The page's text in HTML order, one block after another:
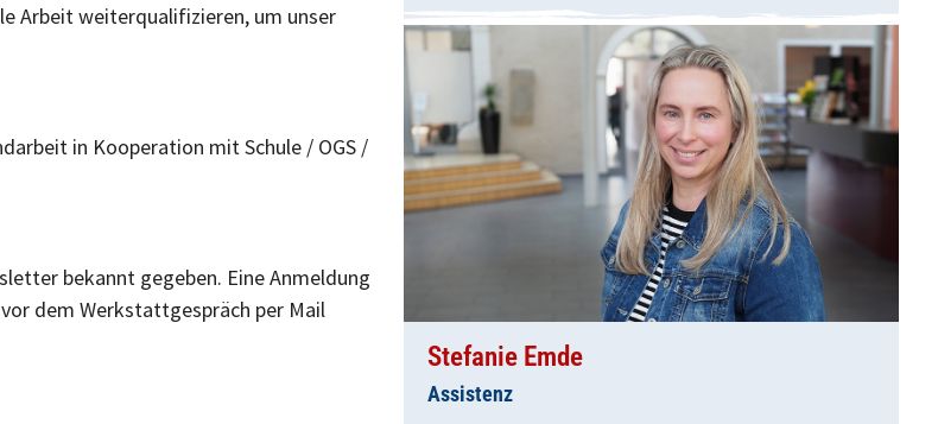
Arbeit weiterqualifizieren, um unser
in Kooperation mit Schule / OGS /
bekannt gegeben. Eine Anmeldung
dem Werkstattgespräch per Mail
Stefanie Emde
Assistenz